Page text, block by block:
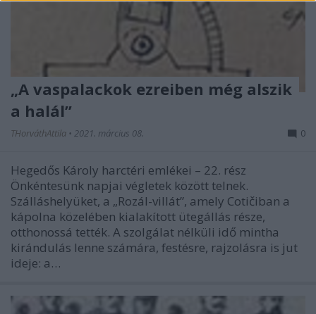
„A vaspalackok ezreiben még alszik
a halál”
THorváthAttila • 2021. március 08. 0
Hegedős Károly harctéri emlékei – 22. rész
Önkéntesünk napjai végletek között telnek.
Szálláshelyüket, a „Rozál-villát”, amely Cotičiban a
kápolna közelében kialakított ütegállás része,
otthonossá tették. A szolgálat nélküli idő mintha
kirándulás lenne számára, festésre, rajzolásra is jut
ideje: a…